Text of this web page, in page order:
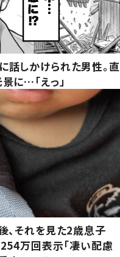
しかけられた男性。直
に…「えっ」
、それを見た2歳息子
万回表示「凄い配慮